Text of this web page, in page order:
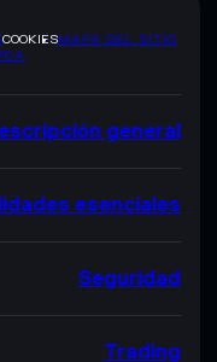
COOKIESMAPA DEL SITIO
general
esenciales
Seguridad
Trading